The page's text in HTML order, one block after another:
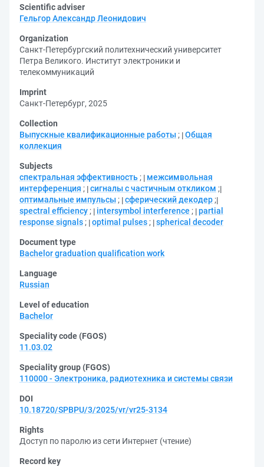
Scientific adviser
Гельгор Александр Леонидович
Organization
Санкт-Петербургский политехнический университет
Петра Великого. Институт электроники и
телекоммуникаций
Imprint
Санкт-Петербург, 2025
Collection
Выпускные квалификационные работы ; Общая
коллекция
Subjects
спектральная эффективность ;
межсимвольная
интерференция ; сигналы с частичным откликом ;
оптимальные импульсы ; сферический декодер ;
spectral efficiency ; intersymbol interference ; partial
response signals ; optimal pulses ; spherical decoder
Document type
Bachelor graduation qualification work
Language
Russian
Level of education
Bachelor
Speciality code (FGOS)
11.03.02
Speciality group (FGOS)
110000 - Электроника, радиотехника и системы связи
DOI
10.18720/SPBPU/3/2025/vr/vr25-3134
Rights
Доступ по паролю из сети Интернет (чтение)
Record key